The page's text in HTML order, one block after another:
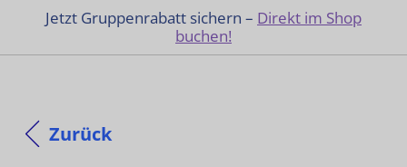
Jetzt Gruppenrabatt sichern – Direkt im Shop
buchen!
Zurück